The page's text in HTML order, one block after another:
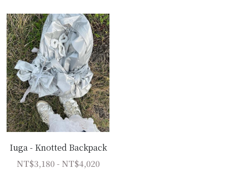
Iuga - Knotted Backpack
NT$3,180 - NT$4,020